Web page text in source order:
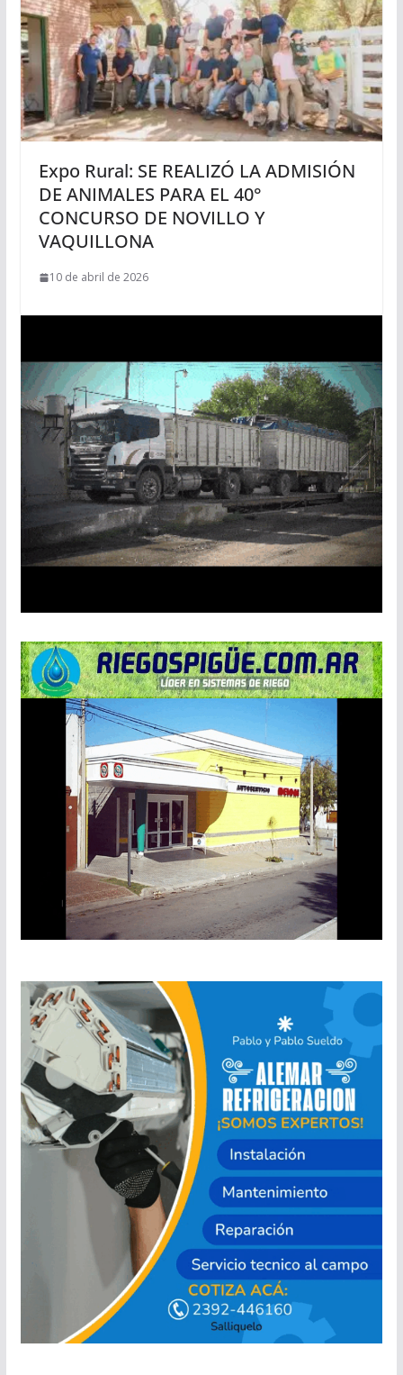
Expo Rural: SE REALIZÓ LA ADMISIÓN
DE ANIMALES PARA EL 40°
CONCURSO DE NOVILLO Y
VAQUILLONA
10 de abril de 2026